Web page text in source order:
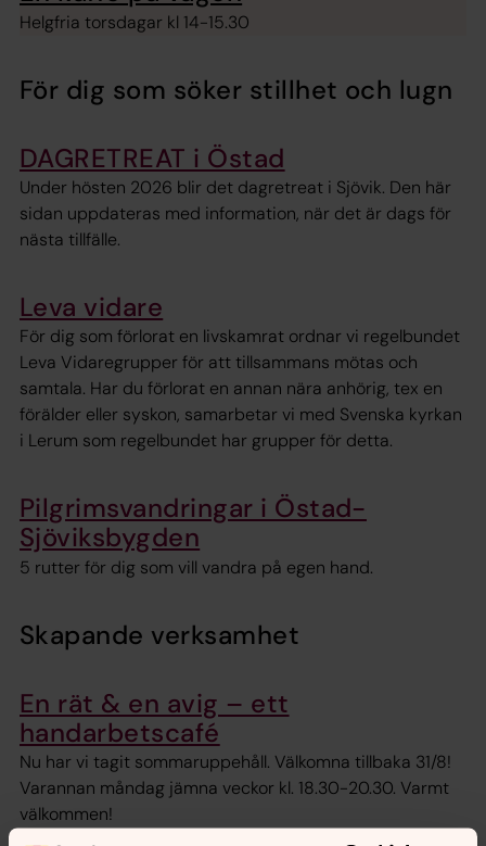
Helgfria torsdagar kl 14-15.30
För dig som söker stillhet och lugn
DAGRETREAT i Östad
Under hösten 2026 blir det dagretreat i Sjövik. Den här
sidan uppdateras med information, när det är dags för
nästa tillfälle.
Leva vidare
För dig som förlorat en livskamrat ordnar vi regelbundet
Leva Vidaregrupper för att tillsammans mötas och
samtala. Har du förlorat en annan nära anhörig, tex en
förälder eller syskon, samarbetar vi med Svenska kyrkan
i Lerum som regelbundet har grupper för detta.
Pilgrimsvandringar i Östad-
Sjöviksbygden
5 rutter för dig som vill vandra på egen hand.
Skapande verksamhet
En rät & en avig – ett
handarbetscafé
Nu har vi tagit sommaruppehåll. Välkomna tillbaka 31/8!
Varannan måndag jämna veckor kl. 18.30-20.30. Varmt
välkommen!